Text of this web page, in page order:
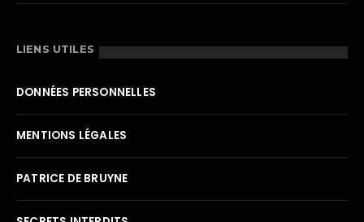
LIENS UTILES
DONNÉES PERSONNELLES
MENTIONS LÉGALES
PATRICE DE BRUYNE